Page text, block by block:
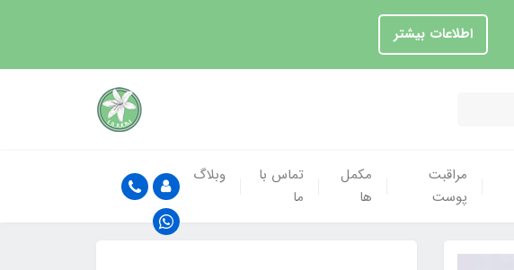
اطلاعات بیشتر
مراقبت
پوست
مکمل
ها
تماس با
ما
وبلاگ